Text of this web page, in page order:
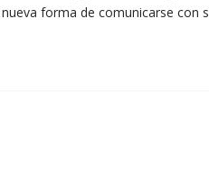
forma de comunicarse con